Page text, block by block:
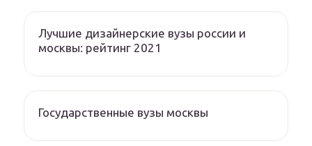
Лучшие дизайнерские вузы россии и
москвы: рейтинг 2021
Государственные вузы москвы